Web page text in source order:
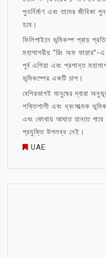
পুনর্নির্মাণ এবং তাদের
হবে।
ফিলিপাইনে ভূমিকম্প প্রায়
মহাসাগরীয় “রিং অফ ফায়ার”-
পূর্ব এশিয়া এবং প্রশান্ত
ভূমিকম্পের একটি চাপ।
বেশিরভাগই মানুষের দ্বারা
শক্তিশালী এবং ধ্বংসাত্মক
এবং কোথায় আঘাত হানতে
প্রযুক্তি উপলব্ধ নেই।
UAE